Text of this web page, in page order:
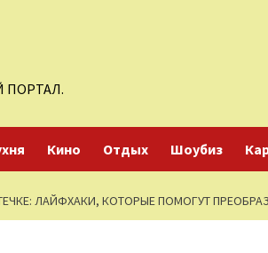
ПОРТАЛ.
Кино Отдых Шоубиз
ЛАЙФХАКИ, КОТОРЫЕ ПОМОГУТ